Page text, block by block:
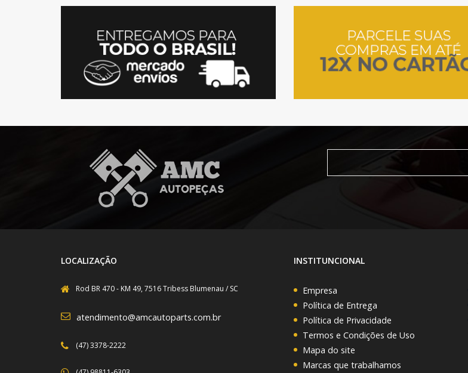
LOCALIZAÇÃO
Rod BR 470 - KM 49, 7516 Tribess Blumenau / SC
atendimento@amcautoparts.com.br
(47) 3378-2222
INSTITUNCIONAL
Empresa
Política de Entrega
Política de Privacidade
Termos e Condições de Uso
Mapa do site
Marcas que trabalhamos